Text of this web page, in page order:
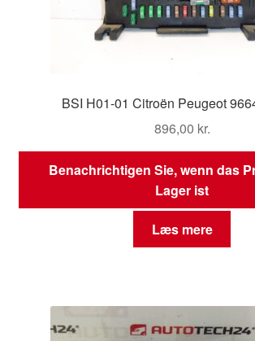
BSI H01-01 Citroën Peugeot
896,00 kr.
Benachrichtigen Sie, wenn das
Lager ist
Læs mere